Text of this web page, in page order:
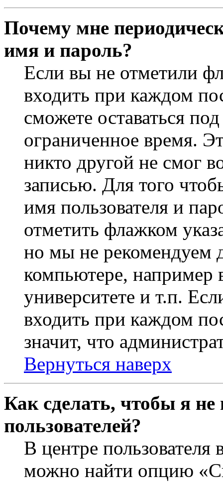
Почему мне
имя и пароль?
Если вы не отметили
входить при каждом
сможете оставаться
ограниченное время.
никто другой не смог
записью. Для того
имя пользователя и
отметить флажком
но мы не рекомендуем
компьютере, например
университете и т.п.
входить при каждом
значит, что
Вернуться наверх
Как сделать, чтобы я
пользователей?
В центре
можно найти опцию